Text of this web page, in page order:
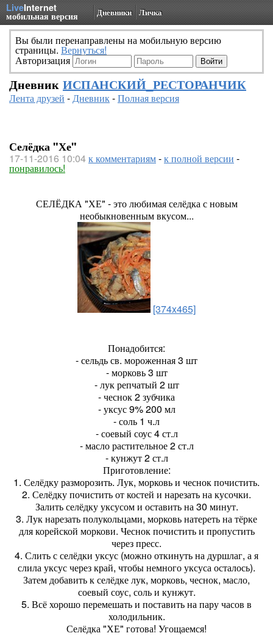
LiveInternet
мобильная версия Дневники Личка
Вы были перенаправлены на мобильную версию
страницы. Вернуться!
Авторизация
Дневник ИСПАНСКИЙ_РЕСТОРАНЧИК
Лента друзей -Дневник-Полная версия
Селёдка "Хе"
17-11-2016 10:04к комментариям-к полной версии -
понравилось!
СЕЛЁДКА "ХЕ" - это любимая селёдка с новым
необыкновенным вкусом...
[374x465]
Понадобится:
- сельдь св. мороженная 3 шт
- морковь 3 шт
- лук репчатый 2 шт
- чеснок 2 зубчика
- уксус 9% 200 мл
- соль 1 ч.л
- соевый соус 4 ст.л
- масло растительное 2 ст.л
- кунжут 2 ст.л
Приготовление:
1. Селёдку разморозить. Лук, морковь и чеснок почистить.
2. Селёдку почистить от костей и нарезать на кусочки.
Залить селёдку уксусом и оставить на 30 минут.
3. Лук нарезать полукольцами, морковь натереть на тёрке
для корейской моркови. Чеснок почистить и пропустить
через пресс.
4. Слить с селёдки уксус (можно откинуть на дуршлаг, а я
слила уксус через край, чтобы немного уксуса осталось).
Затем добавить к селёдке лук, морковь, чеснок, масло,
соевый соус, соль и кунжут.
5. Всё хорошо перемешать и поставить на пару часов в
холодильник.
Селёдка "ХЕ" готова! Угощаемся!